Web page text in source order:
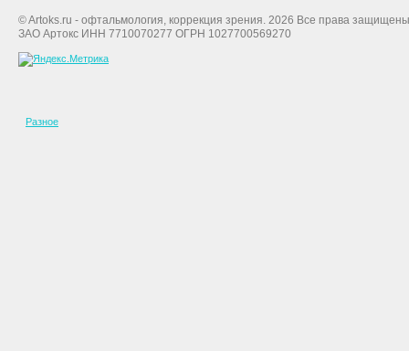
© Artoks.ru - офтальмология, коррекция зрения. 2026 Все права
ЗАО Артокс ИНН 7710070277 ОГРН 1027700569270
Разное